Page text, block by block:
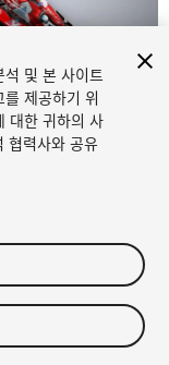
및 본 사이트
제공하기 위
대한 귀하의 사
협력사와 공유